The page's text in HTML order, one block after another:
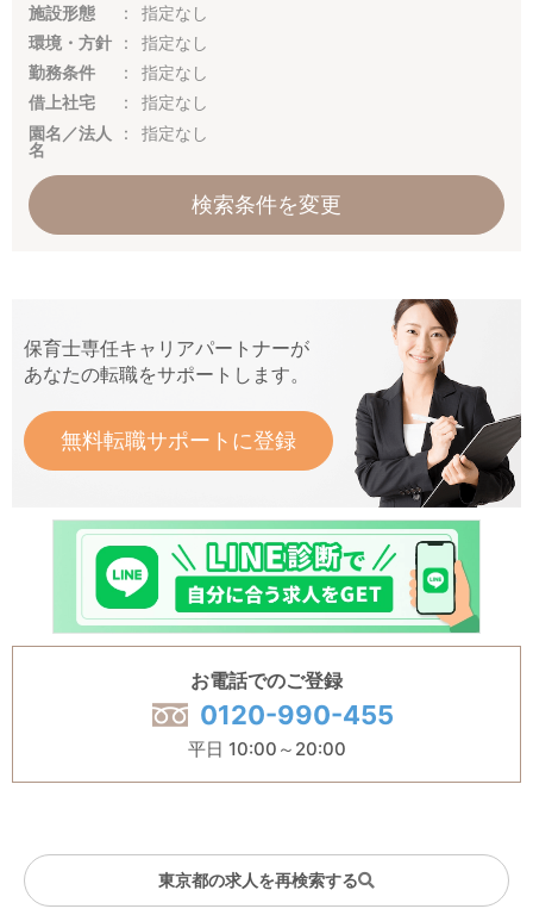
施設形態
指定なし
環境・方針
指定なし
勤務条件
指定なし
借上社宅
指定なし
園名／法人
名
指定なし
検索条件を変更
保育士専任キャリアパートナーが
あなたの転職をサポートします。
無料転職サポートに登録
お電話でのご登録
0120-990-455
平日 10:00～20:00
東京都の求人を再検索する